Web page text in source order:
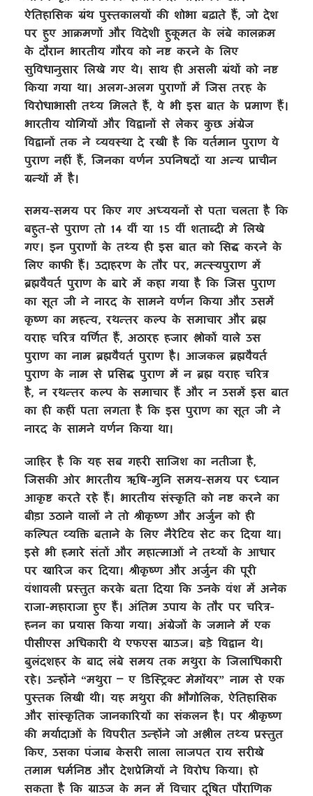
ऐतिहासिक ग्रंथ पुस्तकालयों की शोभा बढ़ाते हैं, जो देश
पर हुए आक्रमणों और विदेशी हुकूमत के लंबे कालक्रम
के दौरान भारतीय गौरव को नष्ट करने के लिए
सुविधानुसार लिखे गए थे। साथ ही असली ग्रंथों को नष्ट
किया गया था। अलग-अलग पुराणों में जिस तरह के
विरोधाभासी तथ्य मिलते हैं, वे भी इस बात के प्रमाण हैं।
भारतीय योगियों और विद्वानों से लेकर कुछ अंग्रेज
विद्वानों तक ने व्यवस्था दे रखी है कि वर्तमान पुराण वे
पुराण नहीं हैं, जिनका वर्णन उपनिषदों या अन्य प्राचीन
ग्रन्थों में है।
समय-समय पर किए गए अध्ययनों से पता चलता है कि
बहुत-से पुराण तो 14 वीं या 15 वीं शताब्दी मे लिखे
गए। इन पुराणों के तथ्य ही इस बात को सिद्ध करने के
लिए काफी हैं। उदाहरण के तौर पर, मत्स्यपुराण में
ब्रह्मवैवर्त पुराण के बारे में कहा गया है कि जिस पुराण
का सूत जी ने नारद के सामने वर्णन किया और उसमें
कृष्ण का महत्व, रथन्तर कल्प के समाचार और ब्रह्म
वराह चरित्र वर्णित हैं, अठारह हजार श्लोकों वाले उस
पुराण का नाम ब्रह्मवैवर्त पुराण है। आजकल ब्रह्मवैवर्त
पुराण के नाम से प्रसिद्ध पुराण में न ब्रह्म वराह चरित्र
है, न रथन्तर कल्प के समाचार हैं और न उसमें इस बात
का ही कहीं पता लगता है कि इस पुराण का सूत जी ने
नारद के सामने वर्णन किया था।
जाहिर है कि यह सब गहरी साजिश का नतीजा है,
जिसकी ओर भारतीय ऋषि-मुनि समय-समय पर ध्यान
आकृष्ट करते रहे हैं। भारतीय संस्कृति को नष्ट करने का
बीड़ा उठाने वालों ने तो श्रीकृष्ण और अर्जुन को ही
कल्पित व्यक्ति बताने के लिए नैरेटिव सेट कर दिया था।
इसे भी हमारे संतों और महात्माओं ने तथ्यों के आधार
पर खारिज कर दिया। श्रीकृष्ण और अर्जुन की पूरी
वंशावली प्रस्तुत करके बता दिया कि उनके वंश में अनेक
राजा-महाराजा हुए हैं। अंतिम उपाय के तौर पर चरित्र-
हनन का प्रयास किया गया। अंग्रेजों के जमाने में एक
पीसीएस अधिकारी थे एफएस ग्राउज। बड़े विद्वान थे।
बुलंदशहर के बाद लंबे समय तक मथुरा के जिलाधिकारी
रहे। उन्होंने “मथुरा – ए डिस्ट्रिक्ट मेमॉयर” नाम से एक
पुस्तक लिखी थी। यह मथुरा की भौगोलिक, ऐतिहासिक
और सांस्कृतिक जानकारियों का संकलन है। पर श्रीकृष्ण
की मर्यादाओं के विपरीत उन्होंने जो अश्लील तथ्य प्रस्तुत
किए, उसका पंजाब केसरी लाला लाजपत राय सरीखे
तमाम धर्मनिष्ठ और देशप्रेमियों ने विरोध किया। हो
सकता है कि ग्राउज के मन में विचार दूषित पौराणिक